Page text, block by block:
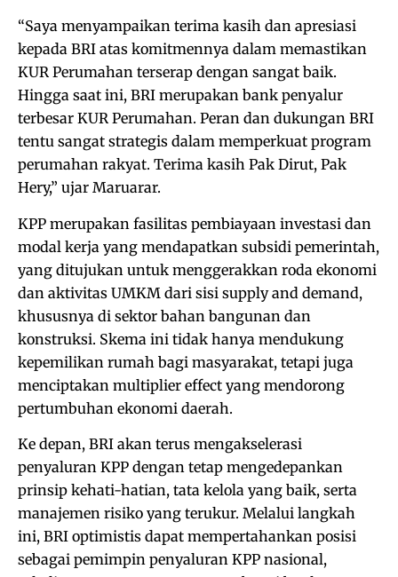
“Saya menyampaikan terima kasih dan apresiasi
kepada BRI atas komitmennya dalam memastikan
KUR Perumahan terserap dengan sangat baik.
Hingga saat ini, BRI merupakan bank penyalur
terbesar KUR Perumahan. Peran dan dukungan BRI
tentu sangat strategis dalam memperkuat program
perumahan rakyat. Terima kasih Pak Dirut, Pak
Hery,” ujar Maruarar.
KPP merupakan fasilitas pembiayaan investasi dan
modal kerja yang mendapatkan subsidi pemerintah,
yang ditujukan untuk menggerakkan roda ekonomi
dan aktivitas UMKM dari sisi supply and demand,
khususnya di sektor bahan bangunan dan
konstruksi. Skema ini tidak hanya mendukung
kepemilikan rumah bagi masyarakat, tetapi juga
menciptakan multiplier effect yang mendorong
pertumbuhan ekonomi daerah.
Ke depan, BRI akan terus mengakselerasi
penyaluran KPP dengan tetap mengedepankan
prinsip kehati-hatian, tata kelola yang baik, serta
manajemen risiko yang terukur. Melalui langkah
ini, BRI optimistis dapat mempertahankan posisi
sebagai pemimpin penyaluran KPP nasional,